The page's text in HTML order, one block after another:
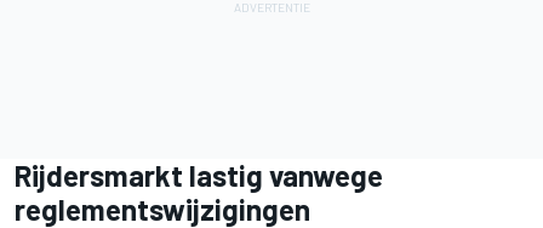
Rijdersmarkt lastig vanwege
reglementswijzigingen